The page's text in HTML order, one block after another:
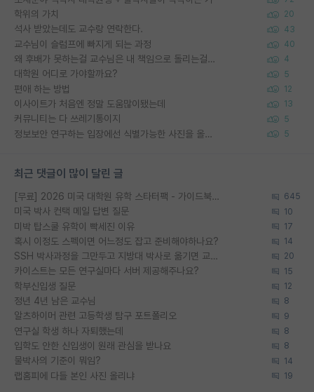
학위의 가치 20
석사 받았는데도 교수랑 연락한다. 43
교수님이 슬럼프에 빠지게 되는 과정 40
왜 후배가 못하는걸 교수님은 내 책임으로 돌리는걸까요? 4
대학원 어디로 가야할까요? 5
편애 하는 방법 12
이사이트가 처음엔 정말 도움많이됐는데 13
커뮤니티는 다 쓰레기통이지 5
정보보안 연구하는 입장에선 식별가능한 사진을 올리는건 비추이긴함 5
최근 댓글이 많이 달린 글
[무료] 2026 미국 대학원 유학 스타터팩 - 가이드북 & 합격자 컨택메일 템플릿 645
미국 박사 컨택 메일 답변 질문 10
미박 탑스쿨 유학이 빡세진 이유 17
혹시 이정도 스펙이면 어느정도 잡고 준비해야하나요? 14
SSH 박사과정을 그만두고 지방대 박사로 옮기면 교수의 꿈은 끝일까요? 20
카이스트는 모든 연구실마다 서버 제공해주나요? 15
학부신입생 질문 12
정년 4년 남은 교수님 8
알츠하이머 관련 고등학생 탐구 포트폴리오 9
연구실 학생 하나 자퇴했는데 8
입학도 안한 신입생이 원래 관심을 받나요 8
물박사의 기준이 뭐임? 14
랩홈피에 다들 본인 사진 올리냐 19